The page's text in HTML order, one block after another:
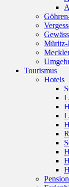
Müritz-
Tourismus
Hotels